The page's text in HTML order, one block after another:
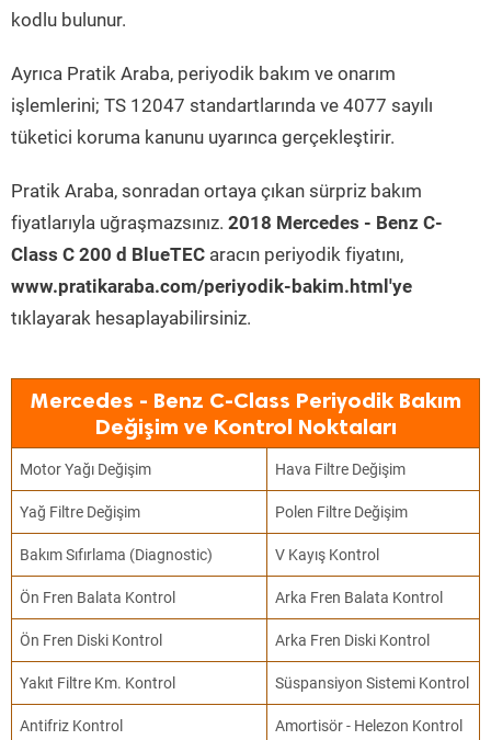
kodlu bulunur.
Ayrıca Pratik Araba, periyodik bakım ve onarım
işlemlerini; TS 12047 standartlarında ve 4077 sayılı
tüketici koruma kanunu uyarınca gerçekleştirir.
Pratik Araba, sonradan ortaya çıkan sürpriz bakım
fiyatlarıyla uğraşmazsınız. 2018 Mercedes - Benz C-
Class C 200 d BlueTEC aracın periyodik fiyatını,
www.pratikaraba.com/periyodik-bakim.html'ye
tıklayarak hesaplayabilirsiniz.
Mercedes - Benz C-Class Periyodik Bakım
Değişim ve Kontrol Noktaları
Motor Yağı Değişim Hava Filtre Değişim
Yağ Filtre Değişim Polen Filtre Değişim
Bakım Sıfırlama (Diagnostic) V Kayış Kontrol
Ön Fren Balata Kontrol Arka Fren Balata Kontrol
Ön Fren Diski Kontrol Arka Fren Diski Kontrol
Yakıt Filtre Km. Kontrol Süspansiyon Sistemi Kontrol
Antifriz Kontrol Amortisör - Helezon Kontrol